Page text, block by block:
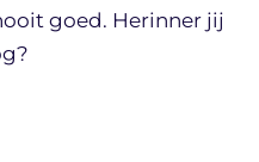
goed. Herinner jij